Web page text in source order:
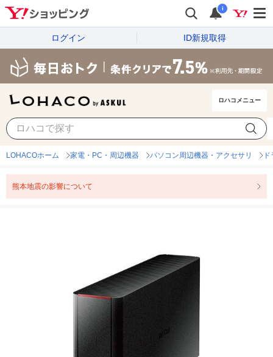
i
ログイン ID新規取得
ロハコメニュー
LOHACOホーム 家電・PC・周辺機器 パソコン周辺機器・アクセサリ
熊本地震の影響について